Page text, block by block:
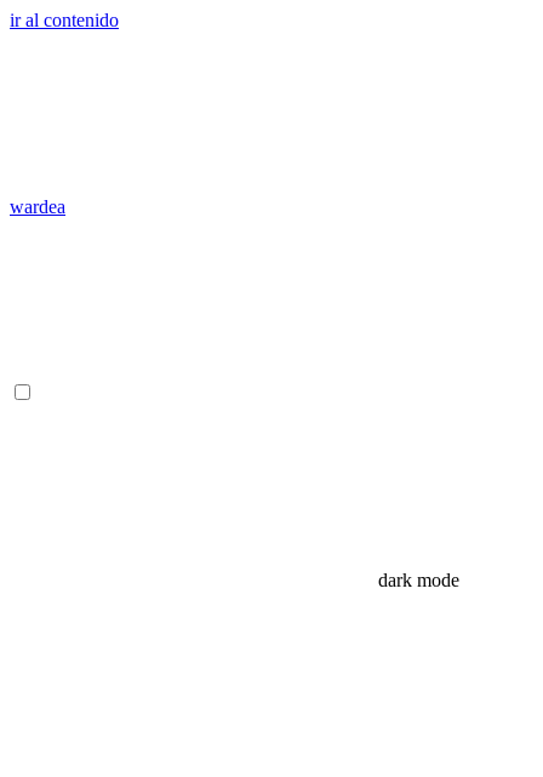
ir al contenido
wardea
dark mode